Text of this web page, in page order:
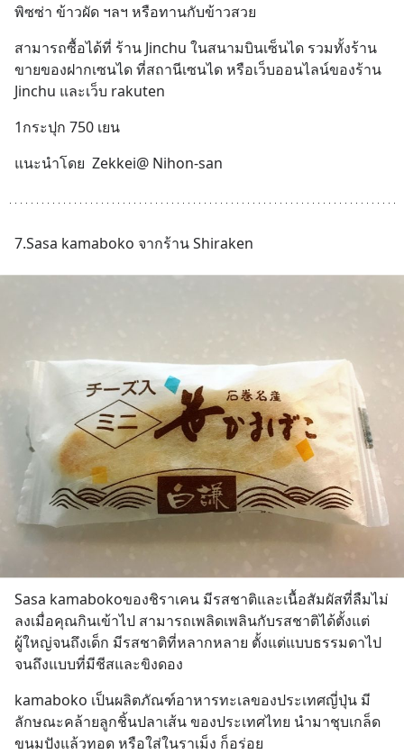
พิซซ่า ข้าวผัด ฯลฯ หรือทานกับข้าวสวย
สามารถซื้อได้ที่ ร้าน Jinchu ในสนามบินเซ็นได รวมทั้งร้าน
ขายของฝากเซนได ที่สถานีเซนได หรือเว็บออนไลน์ของร้าน
Jinchu และเว็บ rakuten
1กระปุก 750 เยน
แนะนำโดย  Zekkei@ Nihon-san
7.Sasa kamaboko จากร้าน Shiraken
Sasa kamabokoของชิราเคน มีรสชาติและเนื้อสัมผัสที่ลืมไม่
ลงเมื่อคุณกินเข้าไป สามารถเพลิดเพลินกับรสชาติได้ตั้งแต่
ผู้ใหญ่จนถึงเด็ก มีรสชาติที่หลากหลาย ตั้งแต่แบบธรรมดาไป
จนถึงแบบที่มีชีสและขิงดอง
kamaboko เป็นผลิตภัณฑ์อาหารทะเลของประเทศญี่ปุ่น มี
ลักษณะคล้ายลูกชิ้นปลาเส้น ของประเทศไทย นำมาชุบเกล็ด
ขนมปังแล้วทอด หรือใส่ในราเม็ง ก็อร่อย